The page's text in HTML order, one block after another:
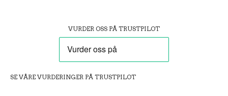
VURDER OSS PÅ TRUSTPILOT
SE VÅRE VURDERINGER PÅ TRUSTPILOT